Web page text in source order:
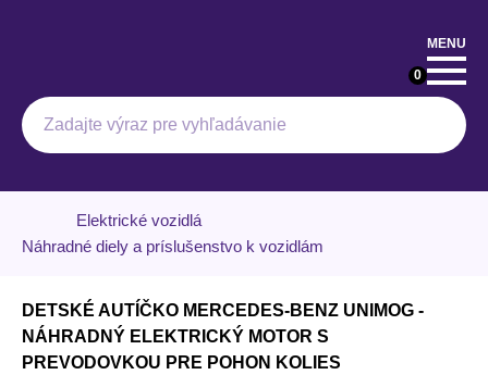
MENU
Hľadať
0
Elektrické vozidlá
Náhradné diely a príslušenstvo k vozidlám
DETSKÉ AUTÍČKO MERCEDES-BENZ UNIMOG -
NÁHRADNÝ ELEKTRICKÝ MOTOR S
PREVODOVKOU PRE POHON KOLIES